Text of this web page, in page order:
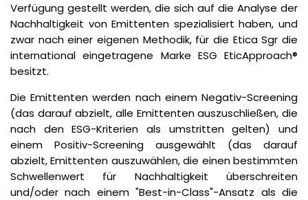
Verfügung gestellt werden, die sich auf die Analyse der
Nachhaltigkeit von Emittenten spezialisiert haben, und
zwar nach einer eigenen Methodik, für die Etica Sgr die
international eingetragene Marke ESG EticApproach®
besitzt.
Die Emittenten werden nach einem Negativ-Screening
(das darauf abzielt, alle Emittenten auszuschließen, die
nach den ESG-Kriterien als umstritten gelten) und
einem Positiv-Screening ausgewählt (das darauf
abzielt, Emittenten auszuwählen, die einen bestimmten
Schwellenwert für Nachhaltigkeit überschreiten
und/oder nach einem "Best-in-Class"-Ansatz als die